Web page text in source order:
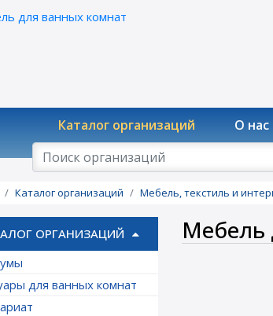
Каталог организаций О нас
Каталог организаций Мебель, текстиль и
ОРГАНИЗАЦИЙ
для ванных комнат
Мебель